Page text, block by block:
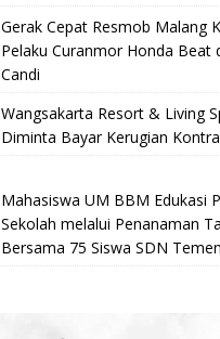
Gerak Cepat Resmob Malang
Pelaku Curanmor Honda Beat
Candi
Wangsakarta Resort & Living
Diminta Bayar Kerugian
Mahasiswa UM BBM Edukasi
Sekolah melalui Penanaman
Bersama 75 Siswa SDN